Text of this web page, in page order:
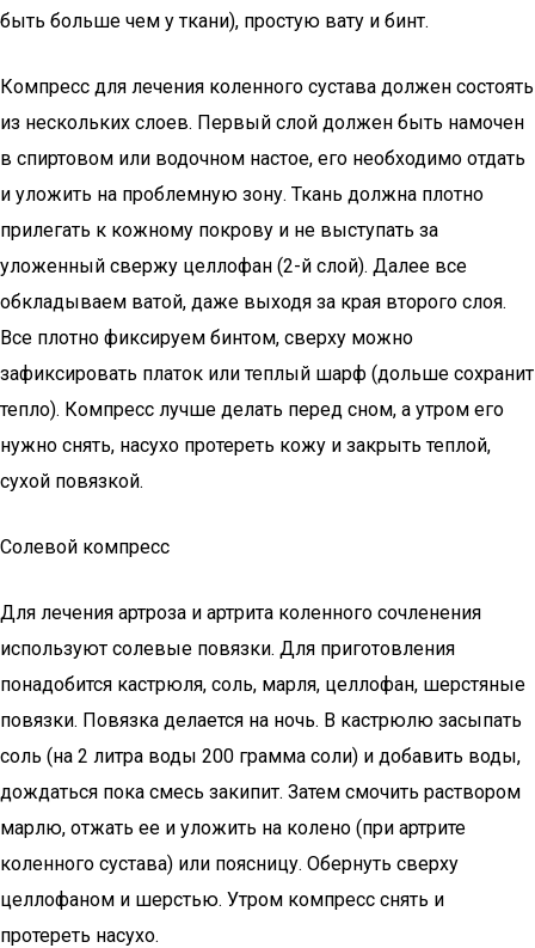
быть больше чем у ткани), простую вату и бинт.
Компресс для лечения коленного сустава должен состоять
из нескольких слоев. Первый слой должен быть намочен
в спиртовом или водочном настое, его необходимо отдать
и уложить на проблемную зону. Ткань должна плотно
прилегать к кожному покрову и не выступать за
уложенный свержу целлофан (2-й слой). Далее все
обкладываем ватой, даже выходя за края второго слоя.
Все плотно фиксируем бинтом, сверху можно
зафиксировать платок или теплый шарф (дольше сохранит
тепло). Компресс лучше делать перед сном, а утром его
нужно снять, насухо протереть кожу и закрыть теплой,
сухой повязкой.
Солевой компресс
Для лечения артроза и артрита коленного сочленения
используют солевые повязки. Для приготовления
понадобится кастрюля, соль, марля, целлофан, шерстяные
повязки. Повязка делается на ночь. В кастрюлю засыпать
соль (на 2 литра воды 200 грамма соли) и добавить воды,
дождаться пока смесь закипит. Затем смочить раствором
марлю, отжать ее и уложить на колено (при артрите
коленного сустава) или поясницу. Обернуть сверху
целлофаном и шерстью. Утром компресс снять и
протереть насухо.